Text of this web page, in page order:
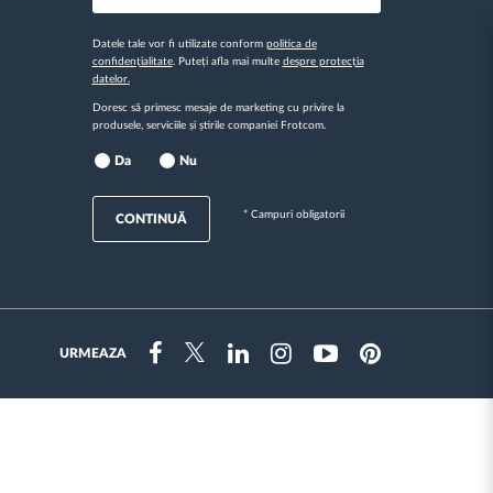
Datele tale vor fi utilizate conform politica de
confidențialitate. Puteți afla mai multe despre protecția
datelor.
Doresc să primesc mesaje de marketing cu privire la
produsele, serviciile și știrile companiei Frotcom.
Da Nu
CONTINUĂ * Campuri obligatorii
URMEAZA
FacebookTwitterLinkedinInstragramYoutubePinterest